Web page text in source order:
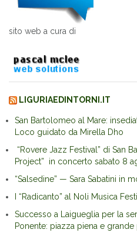
sito web a cura di
LIGURIAEDINTORNI.IT
San Bartolomeo al Mare:
Loco guidato da Mirella Dho
“Rovere Jazz Festival” di San
Project” in concerto sabato 8
“Salsedine” — Sara Sabatini in
I “Radicanto” al Noli Musica
Successo a Laigueglia per la
Ponente: piazza piena e